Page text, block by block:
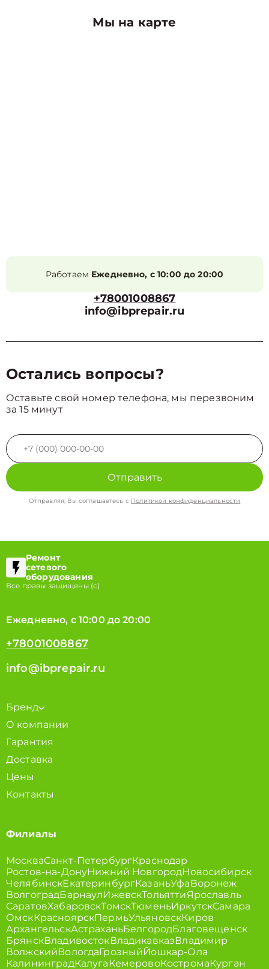
Мы на карте
Работаем Ежедневно, с 10:00 до 20:00
+78001008867
info@ibprepair.ru
Остались вопросы?
Оставьте свой номер телефона, мы перезвоним
за 15 минут
Отправить
Отправляя, Вы соглашаетесь с Политикой конфиденциальности
Ремонт
сетевого
оборудования
Все правы защищены (с)
Ежедневно, с 10:00 до 20:00
+78001008867
info@ibprepair.ru
Бренд
О компании
Гарантия
Доставка
Цены
Контакты
Филиалы
МоскваСанкт-ПетербургКраснодар
Ростов-на-ДонуНижний НовгородНовосибирск
ЧелябинскЕкатеринбургКазаньУфаВоронеж
ВолгоградБарнаулИжевскТольяттиЯрославль
СаратовХабаровскТомскТюменьИркутскСамара
ОмскКрасноярскПермьУльяновскКиров
АрхангельскАстраханьБелгородБлаговещенск
БрянскВладивостокВладикавказВладимир
ВолжскийВологдаГрозныйЙошкар-Ола
КалининградКалугаКемеровоКостромаКурган